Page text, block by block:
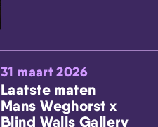
31 maart 2026
Laatste maten
Mans Weghorst x
Blind Walls Gallery